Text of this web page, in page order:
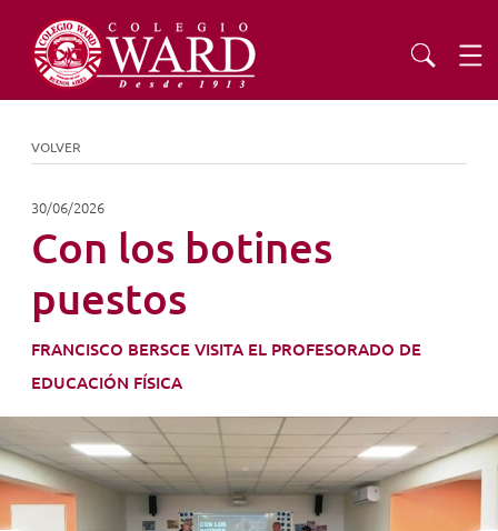
EXTENSIÓN
COMUNIDAD
AGENDA
VOLVER
30/06/2026
Con los botines
puestos
FRANCISCO BERSCE VISITA EL PROFESORADO DE
EDUCACIÓN FÍSICA